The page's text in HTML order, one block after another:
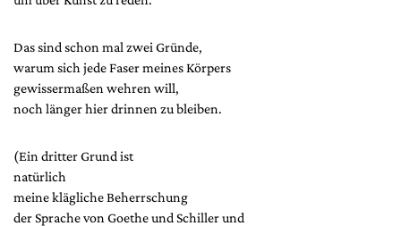
Mediadaten
Suche
Das sind schon mal zwei Gründe,
warum sich jede Faser meines Körpers
gewissermaßen wehren will,
noch länger hier drinnen zu bleiben.
(Ein dritter Grund ist
natürlich
meine klägliche Beherrschung
der Sprache von Goethe und Schiller und